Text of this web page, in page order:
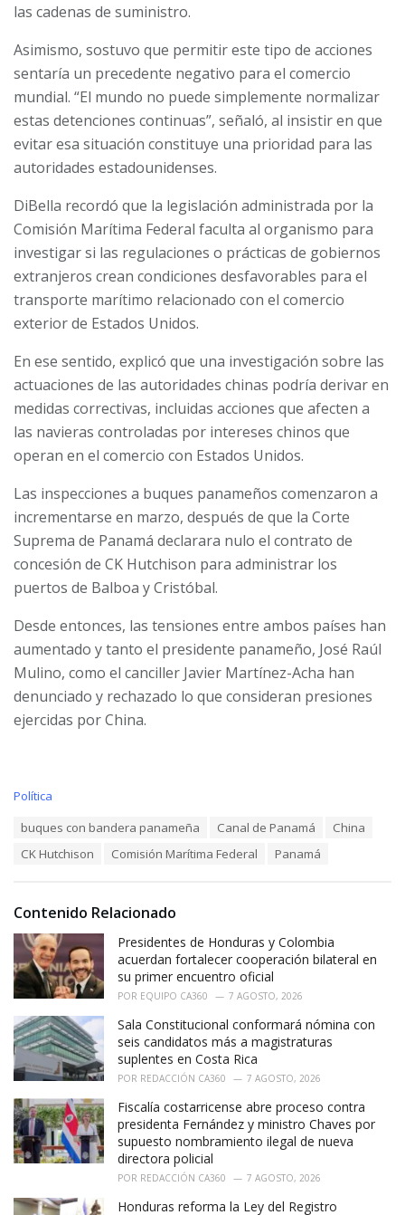
las cadenas de suministro.
Asimismo, sostuvo que permitir este tipo de acciones
sentaría un precedente negativo para el comercio
mundial. “El mundo no puede simplemente normalizar
estas detenciones continuas”, señaló, al insistir en que
evitar esa situación constituye una prioridad para las
autoridades estadounidenses.
DiBella recordó que la legislación administrada por la
Comisión Marítima Federal faculta al organismo para
investigar si las regulaciones o prácticas de gobiernos
extranjeros crean condiciones desfavorables para el
transporte marítimo relacionado con el comercio
exterior de Estados Unidos.
En ese sentido, explicó que una investigación sobre las
actuaciones de las autoridades chinas podría derivar en
medidas correctivas, incluidas acciones que afecten a
las navieras controladas por intereses chinos que
operan en el comercio con Estados Unidos.
Las inspecciones a buques panameños comenzaron a
incrementarse en marzo, después de que la Corte
Suprema de Panamá declarara nulo el contrato de
concesión de CK Hutchison para administrar los
puertos de Balboa y Cristóbal.
Desde entonces, las tensiones entre ambos países han
aumentado y tanto el presidente panameño, José Raúl
Mulino, como el canciller Javier Martínez-Acha han
denunciado y rechazado lo que consideran presiones
ejercidas por China.
C
i
Política
buques con bandera panameña Canal de Panamá
China
CK Hutchison
Comisión Marítima Federal Panamá
Contenido Relacionado
Presidentes de Honduras y Colombia
acuerdan fortalecer cooperación bilateral en
su primer encuentro oficial
POR EQUIPO CA360 7 AGOSTO, 2026
Sala Constitucional conformará nómina con
seis candidatos más a magistraturas
suplentes en Costa Rica
POR REDACCIÓN CA360 7 AGOSTO, 2026
Fiscalía costarricense abre proceso contra
presidenta Fernández y ministro Chaves por
supuesto nombramiento ilegal de nueva
directora policial
POR REDACCIÓN CA360 7 AGOSTO, 2026
Honduras reforma la Ley del Registro